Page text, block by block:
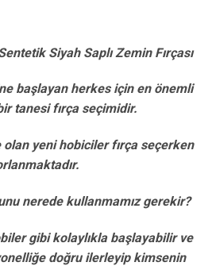
Siyah Saplı Zemin Fırçası
başlayan herkes için en önemli
tanesi fırça seçimidir.
olan yeni hobiciler fırça seçerken
nerede kullanmamız gerekir?
gibi kolaylıkla başlayabilir ve
doğru ilerleyip kimsenin